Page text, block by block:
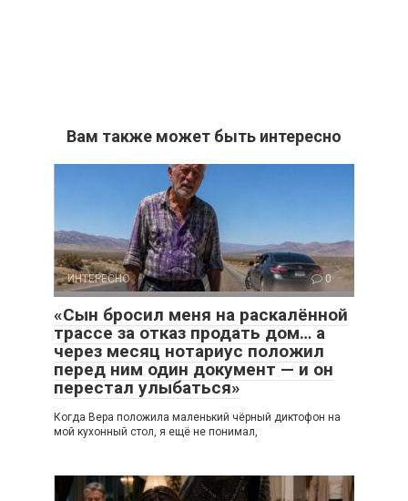
Вам также может быть интересно
ИНТЕРЕСНО 0
«Сын бросил меня на раскалённой
трассе за отказ продать дом… а
через месяц нотариус положил
перед ним один документ — и он
перестал улыбаться»
Когда Вера положила маленький чёрный диктофон на
мой кухонный стол, я ещё не понимал,